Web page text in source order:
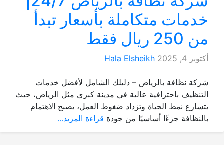
خدمات متكاملة بأسعار تبدأ
من 250 ريال فقط
أكتوبر 4, 2025 Hala Elsheikh
شركة نظافة بالرياض – دليلك الشامل لأفضل خدمات
التنظيف باحترافية عالية في مدينة كبرى مثل الرياض، حيث
يتسارع نمط الحياة وتزداد ضغوط العمل، يصبح الاهتمام
بالنظافة جزءًا أساسيًا من جودة قراءة المزيد...